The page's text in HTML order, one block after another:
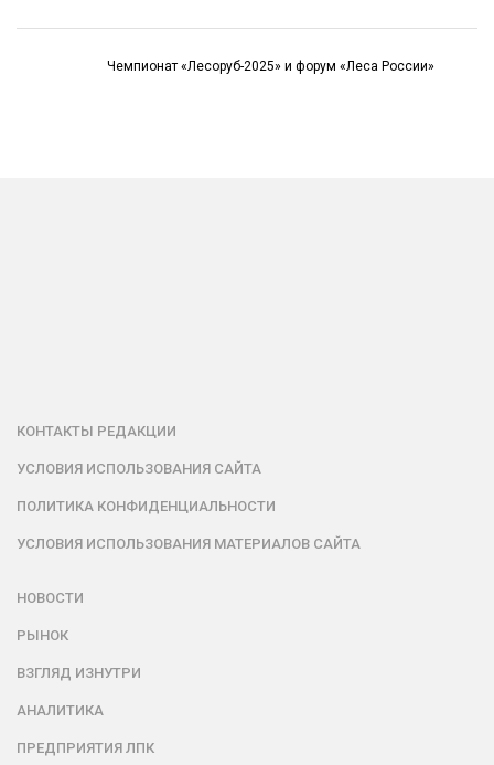
Чемпионат «Лесоруб-2025» и форум «Леса России»
КОНТАКТЫ РЕДАКЦИИ
УСЛОВИЯ ИСПОЛЬЗОВАНИЯ САЙТА
ПОЛИТИКА КОНФИДЕНЦИАЛЬНОСТИ
УСЛОВИЯ ИСПОЛЬЗОВАНИЯ МАТЕРИАЛОВ САЙТА
НОВОСТИ
РЫНОК
ВЗГЛЯД ИЗНУТРИ
АНАЛИТИКА
ПРЕДПРИЯТИЯ ЛПК